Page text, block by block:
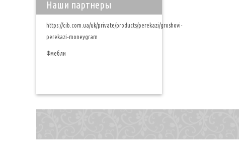
Наши партнеры
https://cib.com.ua/uk/private/products/perekazi/groshovi-
perekazi-moneygram
Фмебли